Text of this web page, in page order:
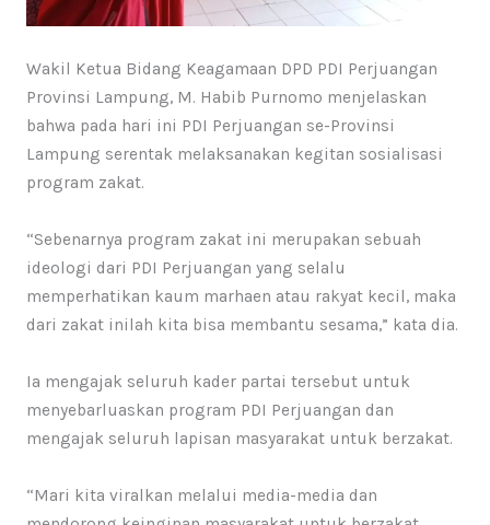
Wakil Ketua Bidang Keagamaan DPD PDI Perjuangan
Provinsi Lampung, M. Habib Purnomo menjelaskan
bahwa pada hari ini PDI Perjuangan se-Provinsi
Lampung serentak melaksanakan kegitan sosialisasi
program zakat.
“Sebenarnya program zakat ini merupakan sebuah
ideologi dari PDI Perjuangan yang selalu
memperhatikan kaum marhaen atau rakyat kecil, maka
dari zakat inilah kita bisa membantu sesama,” kata dia.
Ia mengajak seluruh kader partai tersebut untuk
menyebarluaskan program PDI Perjuangan dan
mengajak seluruh lapisan masyarakat untuk berzakat.
“Mari kita viralkan melalui media-media dan